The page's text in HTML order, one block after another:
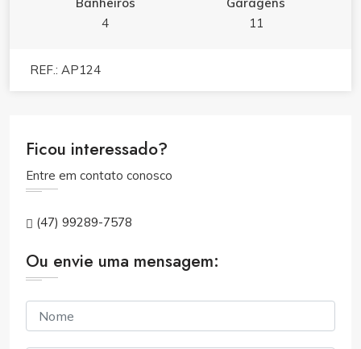
4
11
REF.: AP124
Ficou interessado?
Entre em contato conosco
(47) 99289-7578
Ou envie uma mensagem: